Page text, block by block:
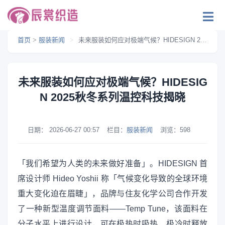
首页 > 服装新闻 > 未来服装如何应对极端气候？HIDESIGN 2025秋冬系列温控科技揭晓
未来服装如何应对极端气候？HIDESIG
N 2025秋冬系列温控科技揭晓
日期： 2026-06-27 00:57 栏目： 服装新闻 浏览： 598
「我们希望为人类的未来做好准备」。HIDESIGN 首
席设计师 Hideo Yoshii 称「气候变化导致的全球环境
重大变化迫在眉睫」，品牌与住友化学公司合作开发
了一种新型温度调节面料——Temp Tune，该面料在